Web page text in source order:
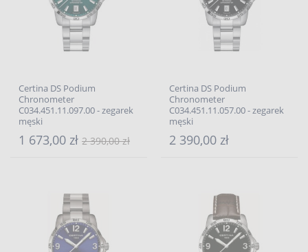
Certina DS Podium
Chronometer
C034.451.11.097.00 - zegarek
męski
1 673,00 zł 2 390,00 zł
Certina DS Podium
Chronometer
C034.451.11.057.00 - zegarek
męski
2 390,00 zł